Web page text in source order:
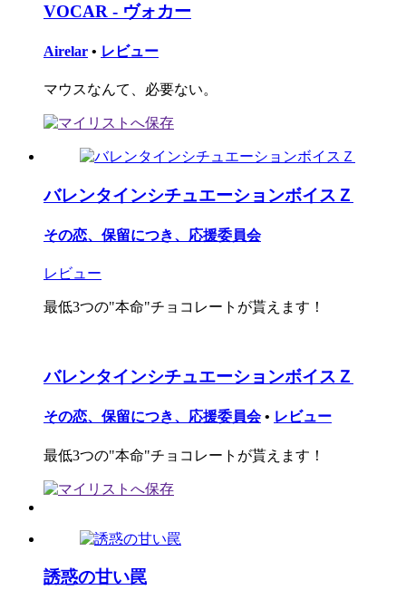
VOCAR - ヴォカー
Airelar • レビュー
マウスなんて、必要ない。
バレンタインシチュエーションボイスＺ
その恋、保留につき、応援委員会
レビュー
最低3つの"本命"チョコレートが貰えます！
バレンタインシチュエーションボイスＺ
その恋、保留につき、応援委員会 • レビュー
最低3つの"本命"チョコレートが貰えます！
誘惑の甘い罠